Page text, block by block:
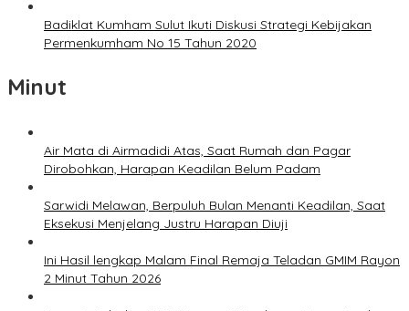
Badiklat Kumham Sulut Ikuti Diskusi Strategi Kebijakan
Permenkumham No 15 Tahun 2020
Minut
Air Mata di Airmadidi Atas, Saat Rumah dan Pagar
Dirobohkan, Harapan Keadilan Belum Padam
Sarwidi Melawan, Berpuluh Bulan Menanti Keadilan, Saat
Eksekusi Menjelang Justru Harapan Diuji
Ini Hasil lengkap Malam Final Remaja Teladan GMIM Rayon
2 Minut Tahun 2026